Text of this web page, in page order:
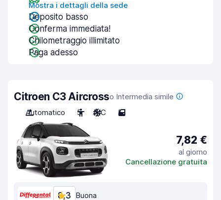
Mostra i dettagli della sede
Deposito basso
Conferma immediata!
Chilometraggio illimitato
Paga adesso
Citroen C3 Aircrosso Intermedia simile
Automatico
5 A/C 5
7,82 €
al giorno
Cancellazione gratuita
8,3 Buona